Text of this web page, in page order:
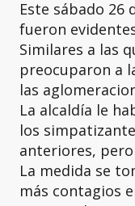
Este sábado 26
fueron
Similares a las
preocuparon a
las
La alcaldía le
los
anteriores,
La medida se
más contagios